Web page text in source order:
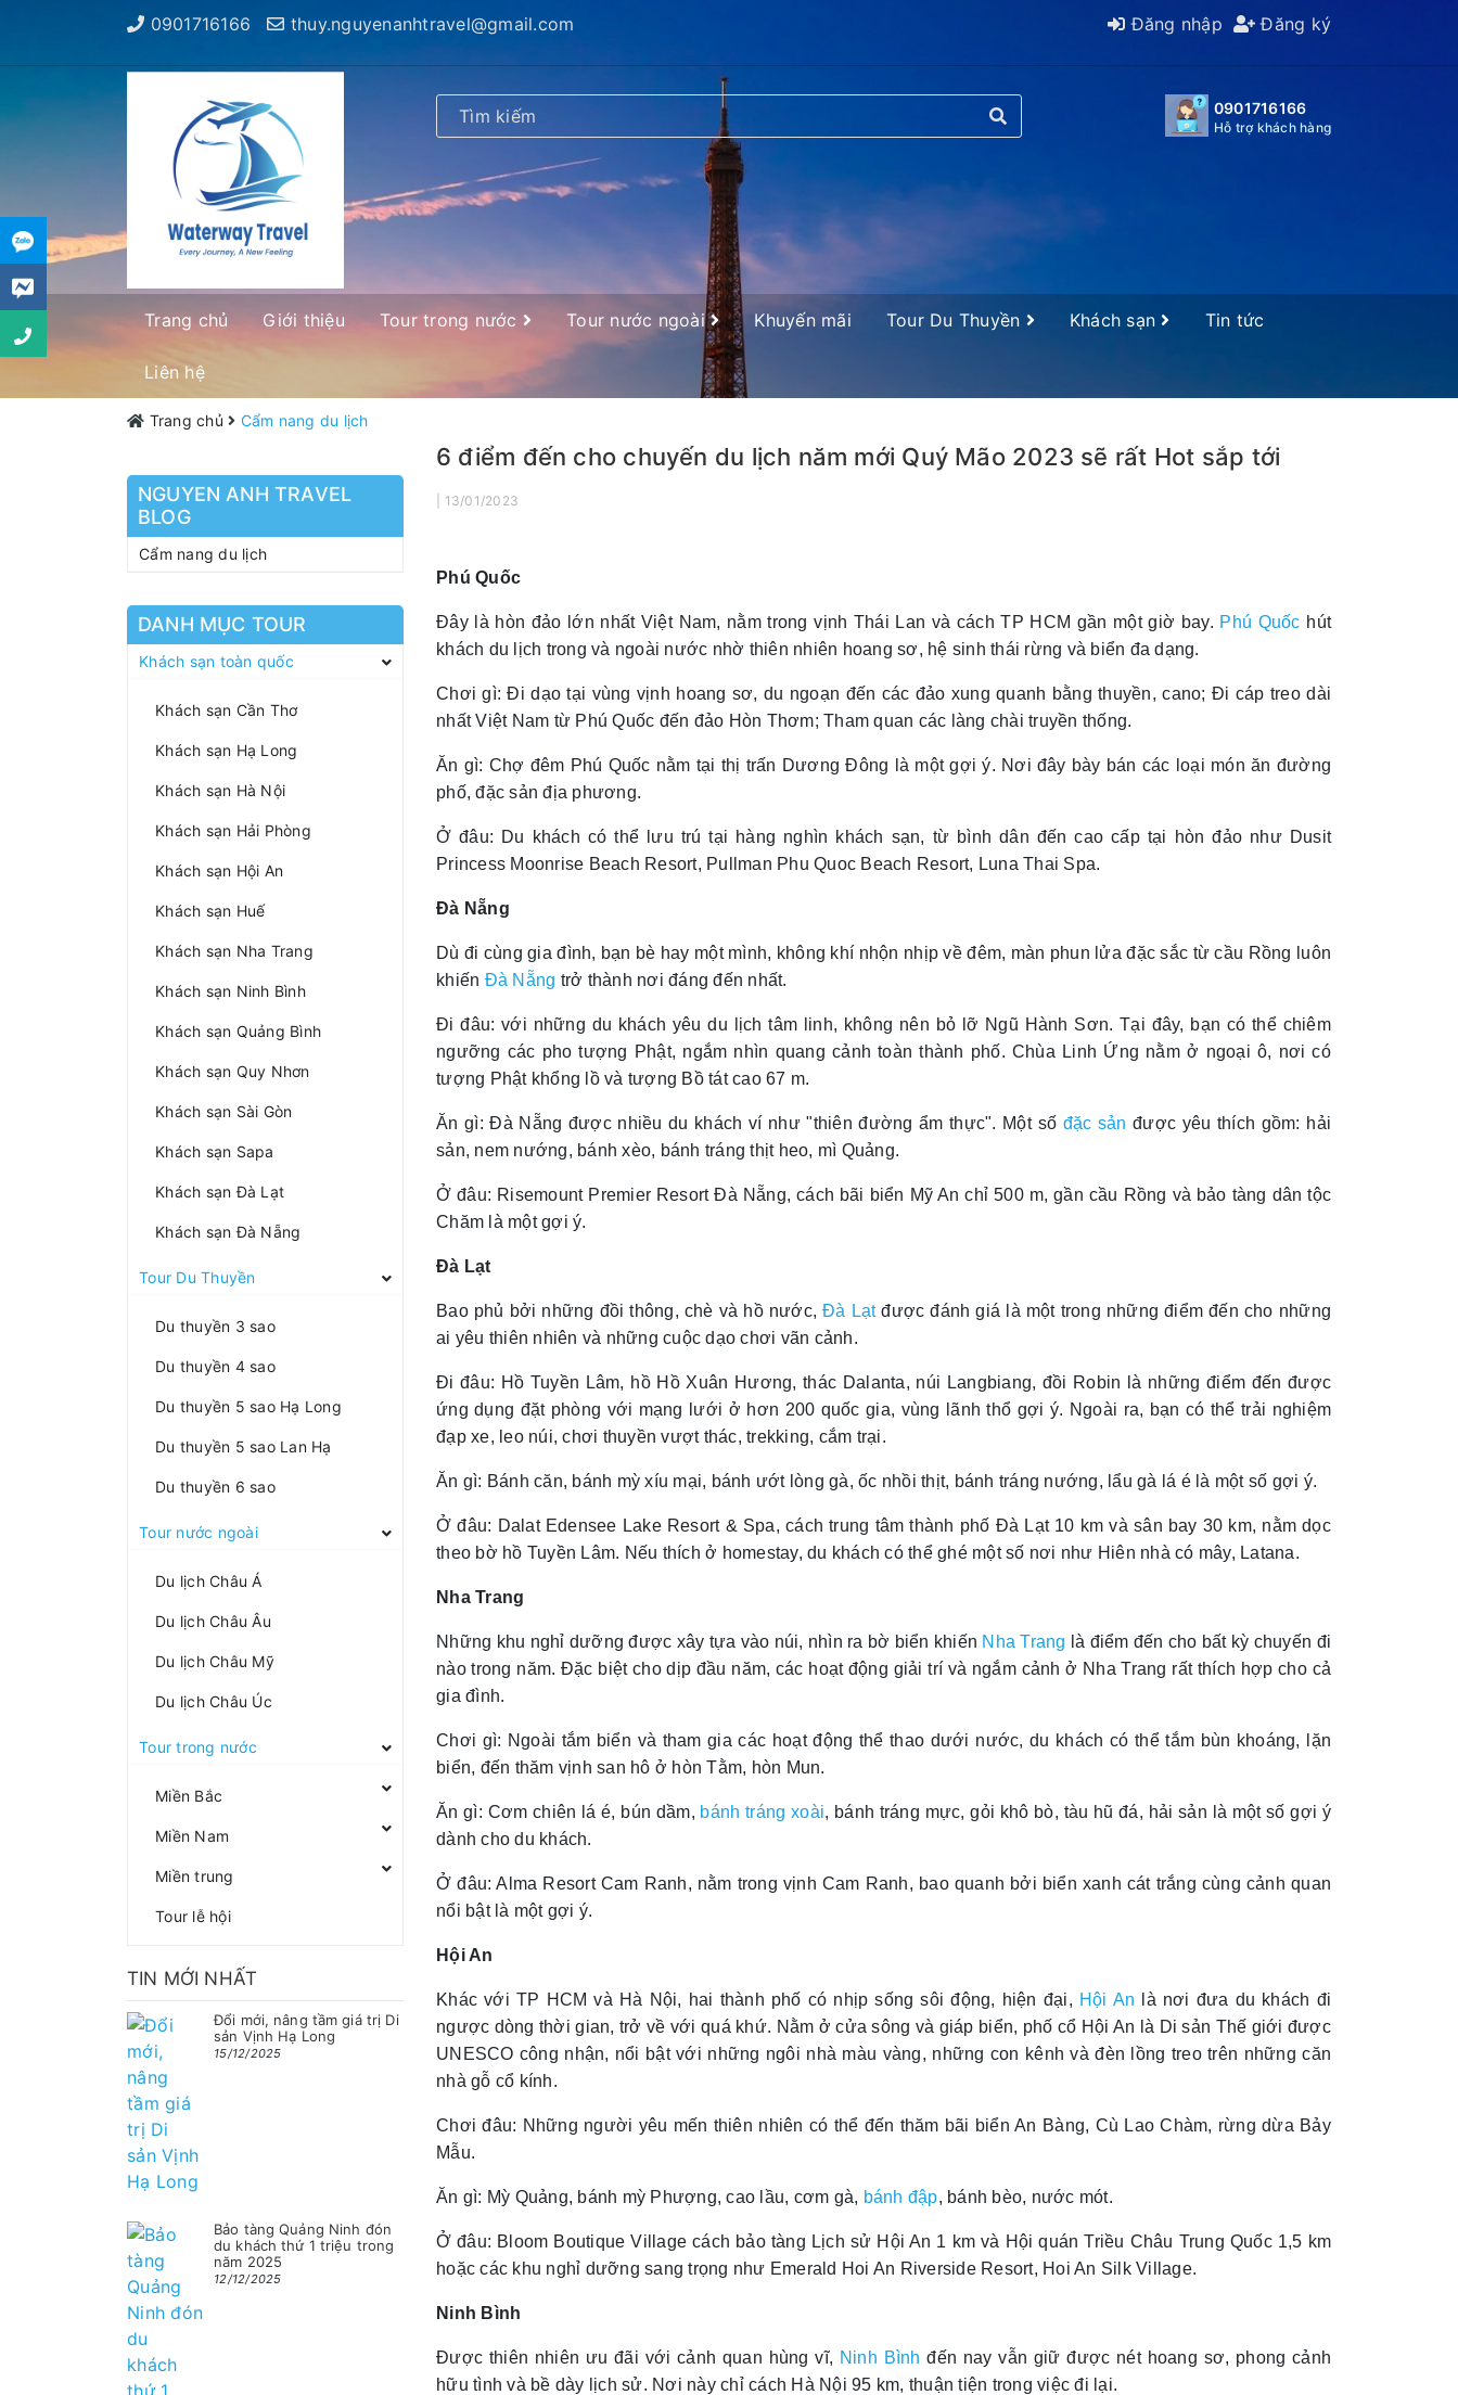
0901716166 thuy.nguyenanhtravel@gmail.com Đăng nhập Đăng ký
0901716166
Hỗ trợ khách hàng
Trang chủ Giới thiệu Tour trong nước Tour nước ngoài Khuyến mãi Tour Du Thuyền Khách sạn Tin tức
Liên hệ
Trang chủ Cẩm nang du lịch
NGUYEN ANH TRAVEL
BLOG
Cẩm nang du lịch
DANH MỤC TOUR
Khách sạn toàn quốc
Khách sạn Cần Thơ
Khách sạn Hạ Long
Khách sạn Hà Nội
Khách sạn Hải Phòng
Khách sạn Hội An
Khách sạn Huế
Khách sạn Nha Trang
Khách sạn Ninh Bình
Khách sạn Quảng Bình
Khách sạn Quy Nhơn
Khách sạn Sài Gòn
Khách sạn Sapa
Khách sạn Đà Lạt
Khách sạn Đà Nẵng
Tour Du Thuyền
Du thuyền 3 sao
Du thuyền 4 sao
Du thuyền 5 sao Hạ Long
Du thuyền 5 sao Lan Hạ
Du thuyền 6 sao
Tour nước ngoài
Du lịch Châu Á
Du lịch Châu Âu
Du lịch Châu Mỹ
Du lịch Châu Úc
Tour trong nước
Miền Bắc
Miền Nam
Miền trung
Tour lễ hội
TIN MỚI NHẤT
Đổi mới, nâng tầm giá trị Di
sản Vịnh Hạ Long
15/12/2025
Bảo tàng Quảng Ninh đón
du khách thứ 1 triệu trong
năm 2025
12/12/2025
6 điểm đến cho chuyến du lịch năm mới Quý Mão 2023 sẽ rất Hot sắp tới
| 13/01/2023
Phú Quốc
Đây là hòn đảo lớn nhất Việt Nam, nằm trong vịnh Thái Lan và cách TP HCM gần một giờ bay. Phú Quốc hút
khách du lịch trong và ngoài nước nhờ thiên nhiên hoang sơ, hệ sinh thái rừng và biển đa dạng.
Chơi gì: Đi dạo tại vùng vịnh hoang sơ, du ngoạn đến các đảo xung quanh bằng thuyền, cano; Đi cáp treo dài
nhất Việt Nam từ Phú Quốc đến đảo Hòn Thơm; Tham quan các làng chài truyền thống.
Ăn gì: Chợ đêm Phú Quốc nằm tại thị trấn Dương Đông là một gợi ý. Nơi đây bày bán các loại món ăn đường
phố, đặc sản địa phương.
Ở đâu: Du khách có thể lưu trú tại hàng nghìn khách sạn, từ bình dân đến cao cấp tại hòn đảo như Dusit
Princess Moonrise Beach Resort, Pullman Phu Quoc Beach Resort, Luna Thai Spa.
Đà Nẵng
Dù đi cùng gia đình, bạn bè hay một mình, không khí nhộn nhịp về đêm, màn phun lửa đặc sắc từ cầu Rồng luôn
khiến Đà Nẵng trở thành nơi đáng đến nhất.
Đi đâu: với những du khách yêu du lịch tâm linh, không nên bỏ lỡ Ngũ Hành Sơn. Tại đây, bạn có thể chiêm
ngưỡng các pho tượng Phật, ngắm nhìn quang cảnh toàn thành phố. Chùa Linh Ứng nằm ở ngoại ô, nơi có
tượng Phật khổng lồ và tượng Bồ tát cao 67 m.
Ăn gì: Đà Nẵng được nhiều du khách ví như "thiên đường ẩm thực". Một số đặc sản được yêu thích gồm: hải
sản, nem nướng, bánh xèo, bánh tráng thịt heo, mì Quảng.
Ở đâu: Risemount Premier Resort Đà Nẵng, cách bãi biển Mỹ An chỉ 500 m, gần cầu Rồng và bảo tàng dân tộc
Chăm là một gợi ý.
Đà Lạt
Bao phủ bởi những đồi thông, chè và hồ nước,Đà Lạtđược đánh giá là một trong những điểm đến cho những
ai yêu thiên nhiên và những cuộc dạo chơi vãn cảnh.
Đi đâu: Hồ Tuyền Lâm, hồ Hồ Xuân Hương, thác Dalanta, núi Langbiang, đồi Robin là những điểm đến được
ứng dụng đặt phòng với mạng lưới ở hơn 200 quốc gia, vùng lãnh thổ gợi ý. Ngoài ra, bạn có thể trải nghiệm
đạp xe, leo núi, chơi thuyền vượt thác, trekking, cắm trại.
Ăn gì: Bánh căn, bánh mỳ xíu mại, bánh ướt lòng gà, ốc nhồi thịt, bánh tráng nướng, lẩu gà lá é là một số gợi ý.
Ở đâu: Dalat Edensee Lake Resort & Spa, cách trung tâm thành phố Đà Lạt 10 km và sân bay 30 km, nằm dọc
theo bờ hồ Tuyền Lâm. Nếu thích ở homestay, du khách có thể ghé một số nơi như Hiên nhà có mây, Latana.
Nha Trang
Những khu nghỉ dưỡng được xây tựa vào núi, nhìn ra bờ biển khiến Nha Trang là điểm đến cho bất kỳ chuyến đi
nào trong năm. Đặc biệt cho dịp đầu năm, các hoạt động giải trí và ngắm cảnh ở Nha Trang rất thích hợp cho cả
gia đình.
Chơi gì: Ngoài tắm biển và tham gia các hoạt động thể thao dưới nước, du khách có thể tắm bùn khoáng, lặn
biển, đến thăm vịnh san hô ở hòn Tằm, hòn Mun.
Ăn gì: Cơm chiên lá é, bún dầm, bánh tráng xoài, bánh tráng mực, gỏi khô bò, tàu hũ đá, hải sản là một số gợi ý
dành cho du khách.
Ở đâu: Alma Resort Cam Ranh, nằm trong vịnh Cam Ranh, bao quanh bởi biển xanh cát trắng cùng cảnh quan
nổi bật là một gợi ý.
Hội An
Khác với TP HCM và Hà Nội, hai thành phố có nhịp sống sôi động, hiện đại, Hội An là nơi đưa du khách đi
ngược dòng thời gian, trở về với quá khứ. Nằm ở cửa sông và giáp biển, phố cổ Hội An là Di sản Thế giới được
UNESCO công nhận, nổi bật với những ngôi nhà màu vàng, những con kênh và đèn lồng treo trên những căn
nhà gỗ cổ kính.
Chơi đâu: Những người yêu mến thiên nhiên có thể đến thăm bãi biển An Bàng, Cù Lao Chàm, rừng dừa Bảy
Mẫu.
Ăn gì: Mỳ Quảng, bánh mỳ Phượng, cao lầu, cơm gà, bánh đập, bánh bèo, nước mót.
Ở đâu: Bloom Boutique Village cách bảo tàng Lịch sử Hội An 1 km và Hội quán Triều Châu Trung Quốc 1,5 km
hoặc các khu nghỉ dưỡng sang trọng như Emerald Hoi An Riverside Resort, Hoi An Silk Village.
Ninh Bình
Được thiên nhiên ưu đãi với cảnh quan hùng vĩ, Ninh Bình đến nay vẫn giữ được nét hoang sơ, phong cảnh
hữu tình và bề dày lịch sử. Nơi này chỉ cách Hà Nội 95 km, thuận tiện trong việc đi lại.